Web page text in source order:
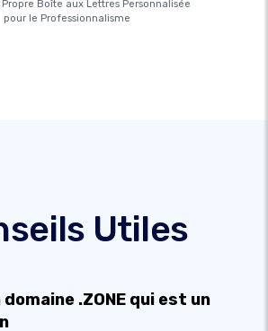
Boîte aux Lettres Personnalisée
pour le Professionnalisme
Utiles
.ZONE qui est un